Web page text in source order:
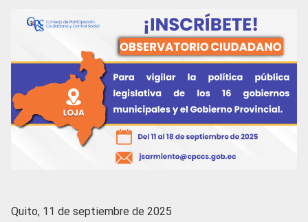
Quito, 11 de septiembre de 2025